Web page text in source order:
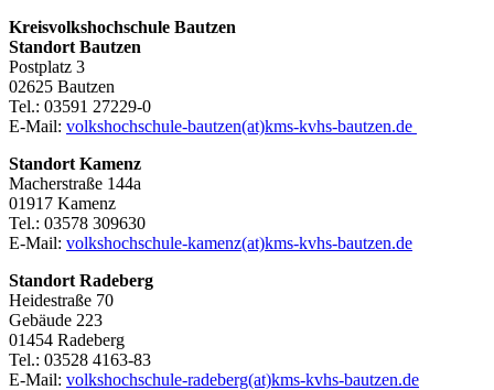
Kreisvolkshochschule Bautzen
Standort Bautzen
Postplatz 3
02625 Bautzen
Tel.: 03591 27229-0
E-Mail: volkshochschule-bautzen(at)kms-kvhs-bautzen.de
Standort Kamenz
Macherstraße 144a
01917 Kamenz
Tel.: 03578 309630
E-Mail: volkshochschule-kamenz(at)kms-kvhs-bautzen.de
Standort Radeberg
Heidestraße 70
Gebäude 223
01454 Radeberg
Tel.: 03528 4163-83
E-Mail: volkshochschule-radeberg(at)kms-kvhs-bautzen.de